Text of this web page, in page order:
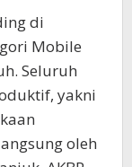
di
Mobile
Seluruh
yakni
oleh